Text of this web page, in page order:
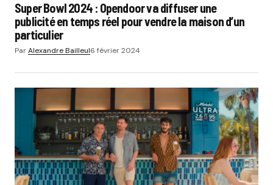
Super Bowl 2024 : Opendoor va diffuser une
publicité en temps réel pour vendre la maison d’un
particulier
ParAlexandre Bailleul6 février 2024